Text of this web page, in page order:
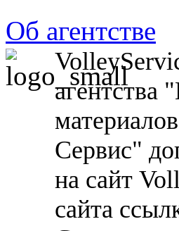
Об агентстве
агентства
Сервис"
на сайт
сайта